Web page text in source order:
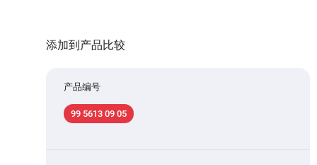
添加到产品比较
产品编号
99 5613 09 05